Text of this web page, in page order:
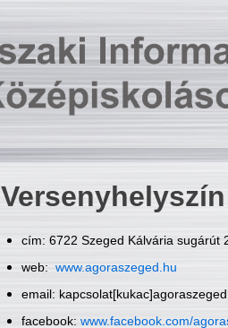
Versenyhelyszín
cím: 6722 Szeged Kálvária sugárút
web: www.agoraszeged.hu
email:
facebook: www.facebook.com/